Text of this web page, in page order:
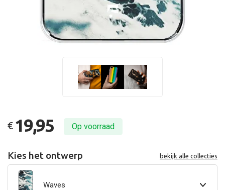
€ 19,95 Op voorraad
Kies het ontwerp bekijk alle collecties
Waves